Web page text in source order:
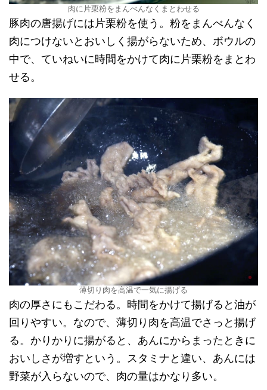
肉に片栗粉をまんべんなくまとわせる
豚肉の唐揚げには片栗粉を使う。粉をまんべんなく
肉につけないとおいしく揚がらないため、ボウルの
中で、ていねいに時間をかけて肉に片栗粉をまとわ
せる。
薄切り肉を高温で一気に揚げる
肉の厚さにもこだわる。時間をかけて揚げると油が
回りやすい。なので、薄切り肉を高温でさっと揚げ
る。かりかりに揚がると、あんにからまったときに
おいしさが増すという。スタミナと違い、あんには
野菜が入らないので、肉の量はかなり多い。